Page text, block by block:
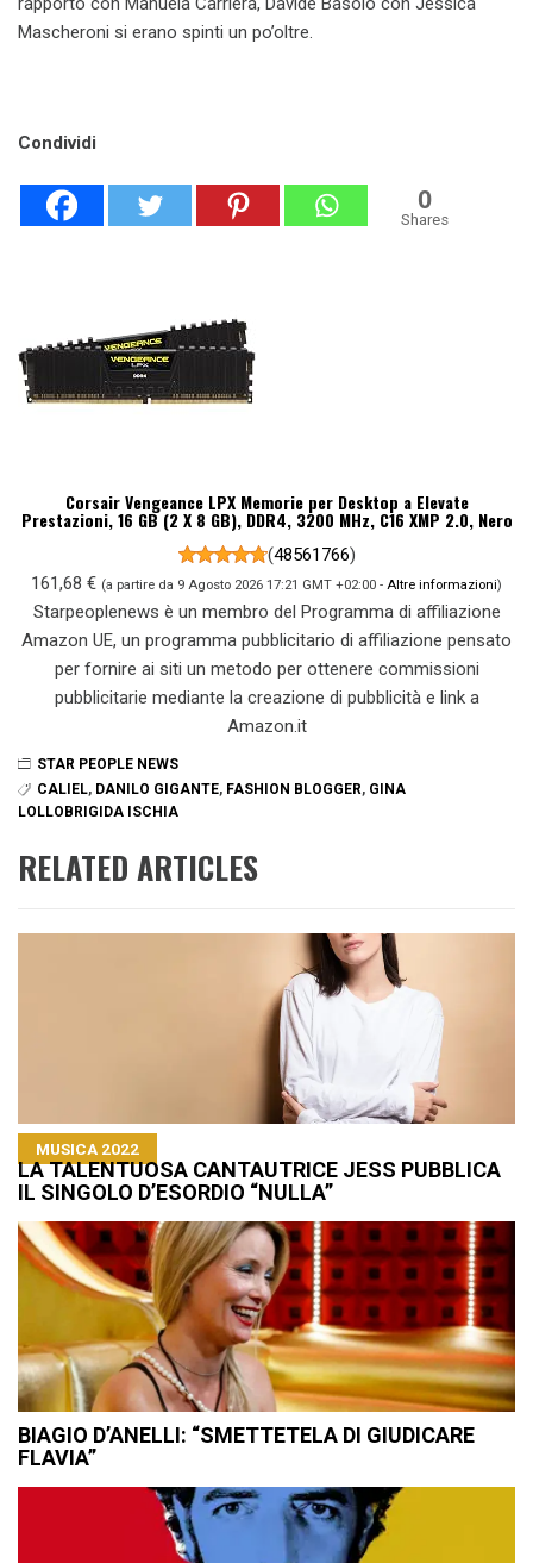
Mascheroni si erano spinti un po’oltre.
Condividi
0
Shares
Corsair Vengeance LPX Memorie per Desktop a Elevate
Prestazioni, 16 GB (2 X 8 GB), DDR4, 3200 MHz, C16 XMP 2.0, Nero
(48561766)
161,68 € (a partire da 9 Agosto 2026 17:21 GMT +02:00 - Altre informazioni)
Starpeoplenews è un membro del Programma di affiliazione
Amazon UE, un programma pubblicitario di affiliazione pensato
per fornire ai siti un metodo per ottenere commissioni
pubblicitarie mediante la creazione di pubblicità e link a
Amazon.it
STAR PEOPLE NEWS
CALIEL, DANILO GIGANTE, FASHION BLOGGER, GINA
LOLLOBRIGIDA ISCHIA
RELATED ARTICLES
MUSICA 2022
LA TALENTUOSA CANTAUTRICE JESS PUBBLICA
IL SINGOLO D’ESORDIO “NULLA”
BIAGIO D’ANELLI: “SMETTETELA DI GIUDICARE
FLAVIA”